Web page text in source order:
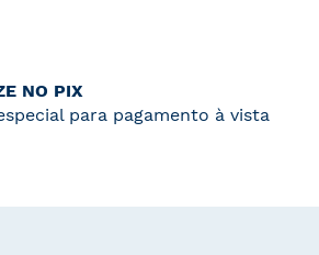
NO PIX
para pagamento à vista